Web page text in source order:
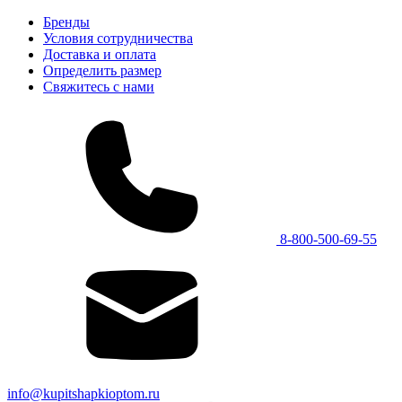
Бренды
Условия сотрудничества
Доставка и оплата
Определить размер
Свяжитесь с нами
8-800-500-69-55
info@kupitshapkioptom.ru